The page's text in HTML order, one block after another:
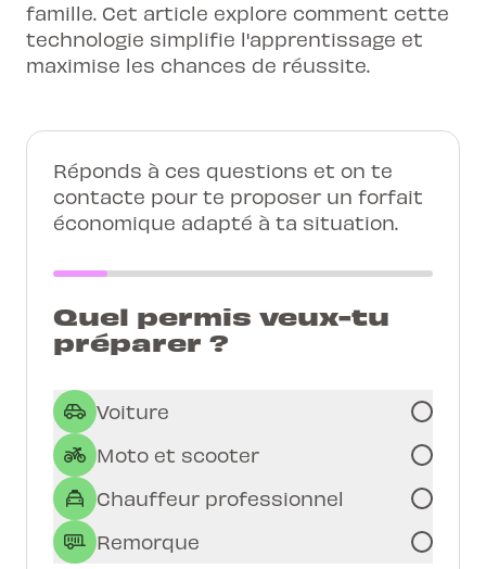
famille. Cet article explore comment cette
technologie simplifie l'apprentissage et
maximise les chances de réussite.
Réponds à ces questions et on te
contacte pour te proposer un forfait
économique adapté à ta situation.
Quel permis veux-tu
préparer ?
Voiture
Moto et scooter
Chauffeur professionnel
Remorque